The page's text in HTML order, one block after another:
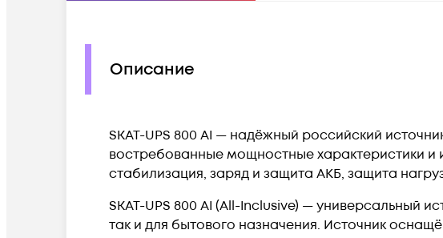
Описание
SKAT-UPS 800 AI — надёжный российский
востребованные мощностные характеристики и
стабилизация, заряд и защита АКБ, защита
SKAT-UPS 800 AI (All-Inclusive) — универсальный
так и для бытового назначения. Источник